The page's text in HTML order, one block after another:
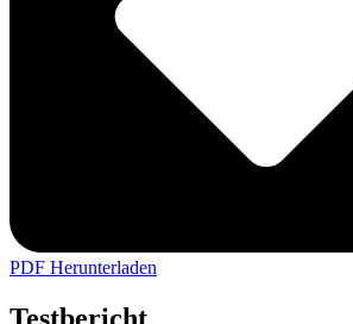
PDF Herunterladen